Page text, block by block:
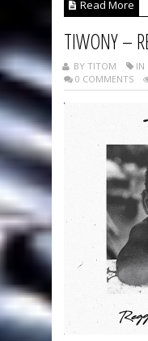
Read More
TIWONY –
BY TITOM IN
0 COMMENTS